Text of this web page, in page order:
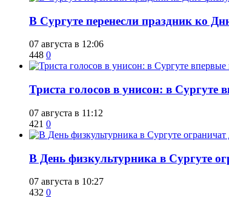
​В Сургуте перенесли праздник ко
07 августа в 12:06
448 0
​Триста голосов в унисон: в Сургуте
07 августа в 11:12
421 0
​В День физкультурника в Сургуте
07 августа в 10:27
432 0